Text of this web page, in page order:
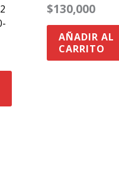
$130,000
AÑADIR AL
CARRITO